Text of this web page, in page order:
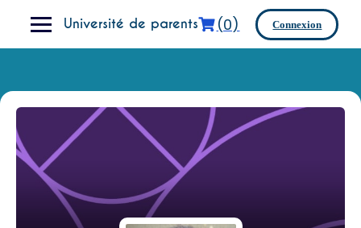
Université de parents (0) Connexion